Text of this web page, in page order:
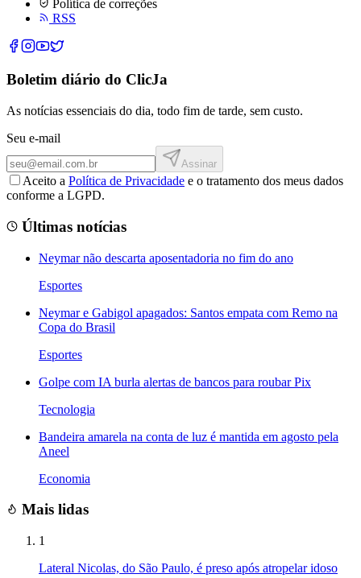
Política de correções
RSS
Boletim diário do ClicJa
As notícias essenciais do dia, todo fim de tarde, sem custo.
Seu e-mail
Assinar
Aceito a Política de Privacidade e o tratamento dos meus dados
conforme a LGPD.
Últimas notícias
Neymar não descarta aposentadoria no fim do ano
Esportes
Neymar e Gabigol apagados: Santos empata com Remo na
Copa do Brasil
Esportes
Golpe com IA burla alertas de bancos para roubar Pix
Tecnologia
Bandeira amarela na conta de luz é mantida em agosto pela
Aneel
Economia
Mais lidas
1
Lateral Nicolas, do São Paulo, é preso após atropelar idoso